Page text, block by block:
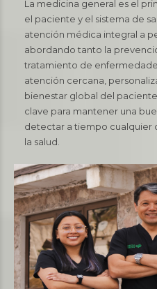
La medicina general es el
el paciente y el sistema de
atención médica integral a
abordando tanto la
tratamiento de
atención cercana,
bienestar global del
clave para mantener una
detectar a tiempo cualquier
la salud.